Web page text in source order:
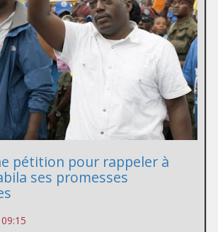
pétition pour rappeler à
ses promesses